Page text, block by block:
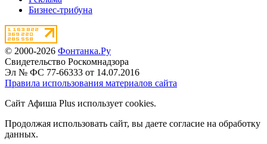
Бизнес-трибуна
© 2000-2026 Фонтанка.Ру
Свидетельство Роскомнадзора
Эл № ФС 77-66333 от 14.07.2016
Правила использования материалов сайта
Сайт Афиша Plus использует cookies.
Продолжая использовать сайт, вы даете согласие на обработку
данных.